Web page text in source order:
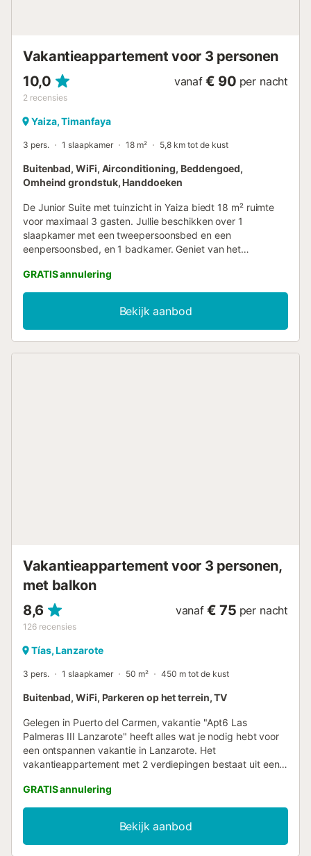
Vakantieappartement voor 3 personen
10,0
2 recensies
vanaf € 90 per nacht
Yaiza, Timanfaya
3 pers. 1 slaapkamer 18 m² 5,8 km tot de kust
Buitenbad, WiFi, Airconditioning, Beddengoed,
Omheind grondstuk, Handdoeken
De Junior Suite met tuinzicht in Yaiza biedt 18 m² ruimte
voor maximaal 3 gasten. Jullie beschikken over 1
slaapkamer met een tweepersoonsbed en een
eenpersoonsbed, en 1 badkamer. Geniet van het
Wi-Fi, airconditioning en internet-tv zorgen voor optimaal
comfort tijdens jullie verblijf. Timanfaya Casa Rural
beschikt over een verwarmd buitenzwembad en uitzicht
op de bergen. Deze recent gerenoveerde bed & breakfast
ligt in Yaiza, op 6,6 km van de Montañas de Fuego. U
GRATIS annulering
Bekijk aanbod
Vakantieappartement voor 3 personen,
met balkon
8,6
126 recensies
vanaf € 75 per nacht
Tías, Lanzarote
3 pers. 1 slaapkamer 50 m² 450 m tot de kust
Buitenbad, WiFi, Parkeren op het terrein, TV
Gelegen in Puerto del Carmen, vakantie "Apt6 Las
Palmeras III Lanzarote" heeft alles wat je nodig hebt voor
een ontspannen vakantie in Lanzarote. Het
vakantieappartement met 2 verdiepingen bestaat uit een
is daarom geschikt voor 3 personen. Extra voorzieningen
zijn Wi-Fi (geschikt voor videogesprekken). Een
babybedje en een kinderstoel zijn ook beschikbaar. Het
vakantieappartement beschikt over een eigen
buitenruimte met tuinmeubilair, een open terras en een
GRATIS annulering
Bekijk aanbod